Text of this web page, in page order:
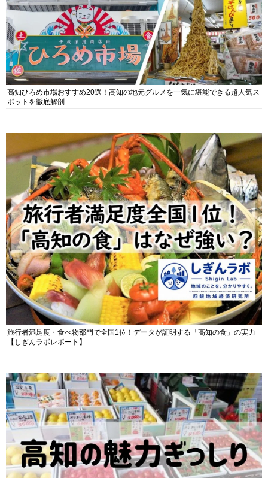
高知ひろめ市場おすすめ20選！高知の地元グルメを一気に堪能できる超人気ス
ポットを徹底解剖
旅行者満足度・食べ物部門で全国1位！データが証明する「高知の食」の実力
【しぎんラボレポート】